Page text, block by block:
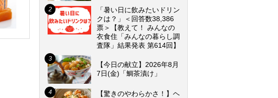
「暑い日に飲みたいドリン
クは？」＜回答数38,386
票＞【教えて！ みんなの
衣食住「みんなの暮らし調
査隊」結果発表 第614回】
【今日の献立】2026年8月
7日(金)「鯛茶漬け」
【驚きのやわらかさ！】ヘ